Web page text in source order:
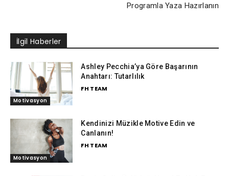
Programla Yaza Hazırlanın
İlgil Haberler
Motivasyon
Ashley Pecchia’ya Göre Başarının
Anahtarı: Tutarlılık
FH TEAM
Motivasyon
Kendinizi Müzikle Motive Edin ve
Canlanın!
FH TEAM